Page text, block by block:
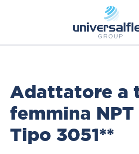
Adattatore a
femmina NPT
Tipo 3051**